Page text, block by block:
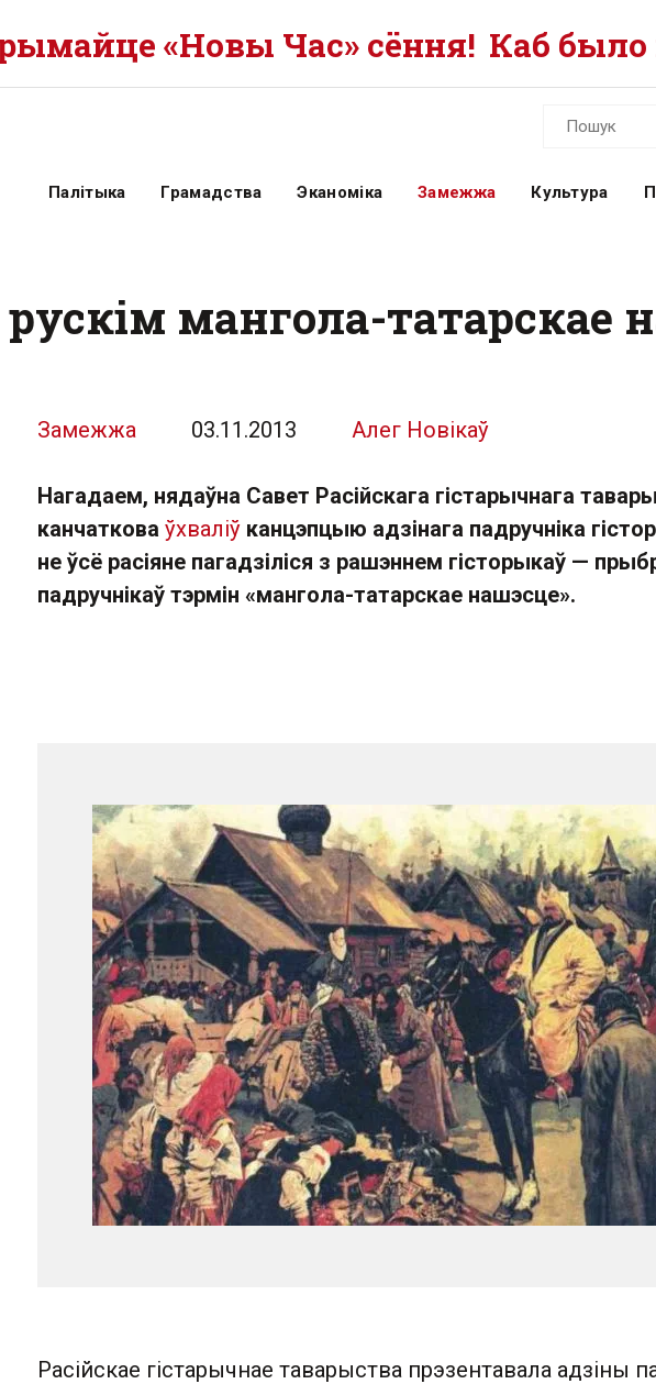
«Новы Час» сёння! Каб
Палітыка Грамадства Эканоміка Замежжа Культура
рускім мангола-татарскае
Замежжа 03.11.2013 Алег Новікаў
Нагадаем, нядаўна Савет Расійскага гістарычнага
канчаткова ўхваліў канцэпцыю адзінага падручніка
не ўсё расіяне пагадзіліся з рашэннем гісторыкаў —
падручнікаў тэрмін «мангола-татарскае нашэсце».
Расійскае гістарычнае таварыства прэзентавала адзіны